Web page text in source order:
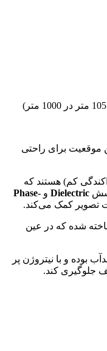
موقعیت برای راحتی
کم) هستند که
Dielectric و Phase-
تصویر کمک می‌کند.
شده که در عین
بوده و با نیتروژن پر
جلوگیری کند.